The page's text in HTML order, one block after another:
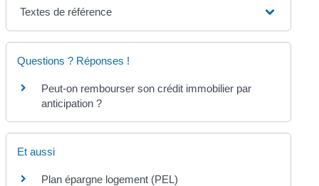
Textes de référence
Questions ? Réponses !
Peut-on rembourser son crédit immobilier par
anticipation ?
Et aussi
Plan épargne logement (PEL)